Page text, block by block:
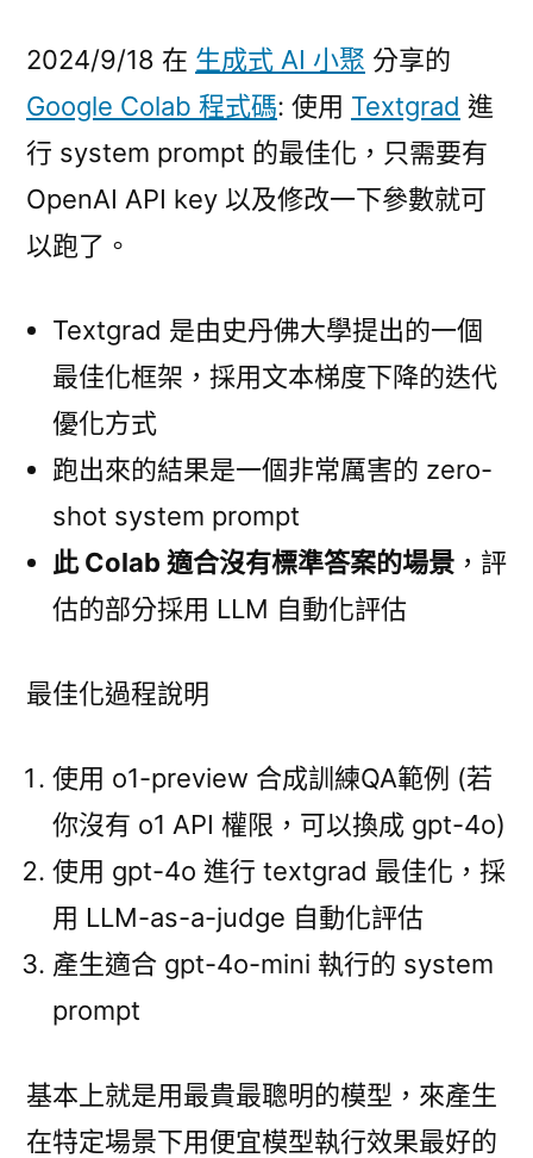
2024/9/18 在 生成式 AI 小聚 分享的
Google Colab 程式碼: 使用 Textgrad 進
行 system prompt 的最佳化，只需要有
OpenAI API key 以及修改一下參數就可
以跑了。
Textgrad 是由史丹佛大學提出的一個
最佳化框架，採用文本梯度下降的迭代
優化方式
跑出來的結果是一個非常厲害的 zero-
shot system prompt
此 Colab 適合沒有標準答案的場景 ，評
估的部分採用 LLM 自動化評估
最佳化過程說明
使用 o1-preview 合成訓練QA範例 (若
你沒有 o1 API 權限，可以換成 gpt-4o)
使用 gpt-4o 進行 textgrad 最佳化，採
用 LLM-as-a-judge 自動化評估
產生適合 gpt-4o-mini 執行的 system
prompt
基本上就是用最貴最聰明的模型，來產生
在特定場景下用便宜模型執行效果最好的